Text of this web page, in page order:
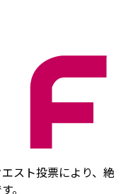
スト投票により、絶
。